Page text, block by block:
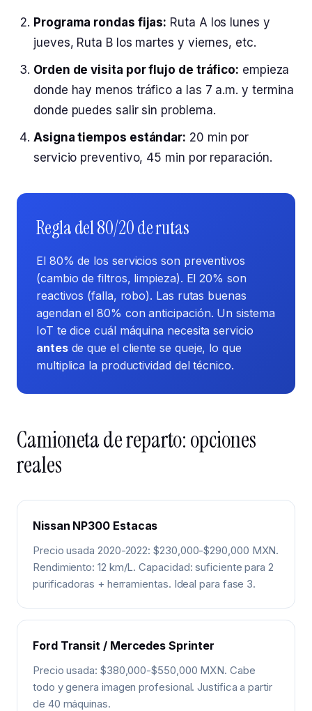
Programa rondas fijas: Ruta A los lunes y
jueves, Ruta B los martes y viernes, etc.
Orden de visita por flujo de tráfico: empieza
donde hay menos tráfico a las 7 a.m. y termina
donde puedes salir sin problema.
Asigna tiempos estándar: 20 min por
servicio preventivo, 45 min por reparación.
Regla del 80/20 de rutas
El 80% de los servicios son preventivos
(cambio de filtros, limpieza). El 20% son
reactivos (falla, robo). Las rutas buenas
agendan el 80% con anticipación. Un sistema
IoT te dice cuál máquina necesita servicio
antesde que el cliente se queje, lo que
multiplica la productividad del técnico.
Camioneta de reparto: opciones
reales
Nissan NP300 Estacas
Precio usada 2020-2022: $230,000-$290,000 MXN.
Rendimiento: 12 km/L. Capacidad: suficiente para 2
purificadoras + herramientas. Ideal para fase 3.
Ford Transit / Mercedes Sprinter
Precio usada: $380,000-$550,000 MXN. Cabe
todo y genera imagen profesional. Justifica a partir
de 40 máquinas.